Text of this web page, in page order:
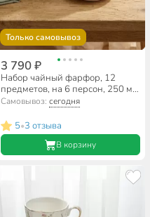
Только самовывоз
3 790 ₽
Набор чайный фарфор, 12
предметов, на 6 персон, 250 мл,
Lefard, Лимонное дерево, 358-
Самовывоз: сегодня
5•3 отзыва
В корзину